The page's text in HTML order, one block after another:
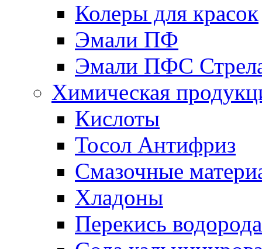
Колеры для красок
Эмали ПФ
Эмали ПФС
Химическая
Кислоты
Тосол Антифриз
Смазочные
Хладоны
Перекись водорода